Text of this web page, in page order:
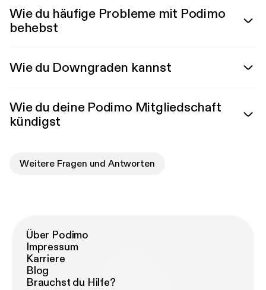
Wie du häufige Probleme mit Podimo
behebst
Wie du Downgraden kannst
Wie du deine Podimo Mitgliedschaft
kündigst
Weitere Fragen und Antworten
Über Podimo
Impressum
Karriere
Blog
Brauchst du Hilfe?